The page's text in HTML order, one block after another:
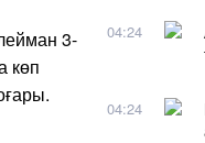
3-
көп
04:24
04:24